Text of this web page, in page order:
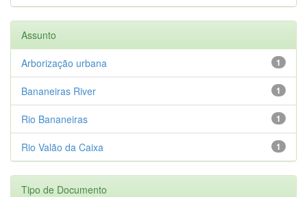
Assunto
1
Arborização urbana
1
Bananeiras River
1
Rio Bananeiras
1
Rio Valão da Caixa
Tipo de Documento